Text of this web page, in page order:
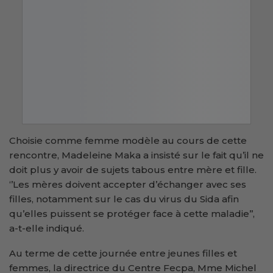
Choisie comme femme modèle au cours de cette
rencontre, Madeleine Maka a insisté sur le fait qu’il ne
doit plus y avoir de sujets tabous entre mère et fille.
‘’Les mères doivent accepter d’échanger avec ses
filles, notamment sur le cas du virus du Sida afin
qu’elles puissent se protéger face à cette maladie’’,
a-t-elle indiqué.
Au terme de cette journée entre jeunes filles et
femmes, la directrice du Centre Fecpa, Mme Michel